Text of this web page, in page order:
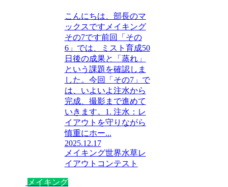
こんにちは、部長のマ
ックスですメイキング
その7です前回「その
6」では、ミスト育成50
日後の成果と「蒸れ」
という課題を確認しま
した。今回「その7」で
は、いよいよ注水から
完成、撮影まで進めて
いきます。1. 注水：レ
イアウトを守りながら
慎重にホー...
2025.12.17
メイキング世界水草レ
イアウトコンテスト
メイキング